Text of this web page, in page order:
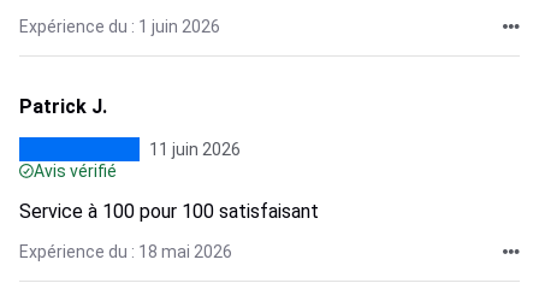
Expérience du : 1 juin 2026
Patrick J.
11 juin 2026
Avis vérifié
Service à 100 pour 100 satisfaisant
Expérience du : 18 mai 2026